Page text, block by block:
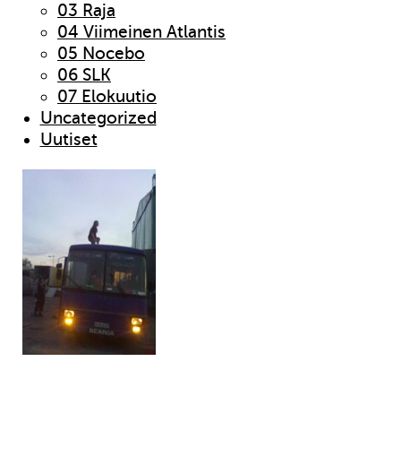
03 Raja
04 Viimeinen Atlantis
05 Nocebo
06 SLK
07 Elokuutio
Uncategorized
Uutiset